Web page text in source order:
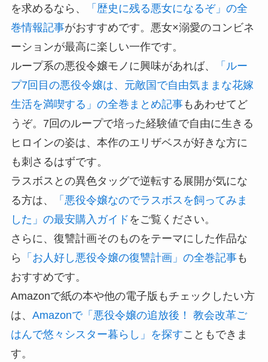
を求めるなら、
「歴史に残る悪女になるぞ」の全
巻情報記事がおすすめです。悪女×溺愛のコンビネ
ーションが最高に楽しい一作です。
ループ系の悪役令嬢モノに興味があれば、
「ルー
プ7回目の悪役令嬢は、元敵国で自由気ままな花嫁
生活を満喫する」の全巻まとめ記事もあわせてど
うぞ。7回のループで培った経験値で自由に生きる
ヒロインの姿は、本作のエリザベスが好きな方に
も刺さるはずです。
ラスボスとの異色タッグで逆転する展開が気にな
る方は、
「悪役令嬢なのでラスボスを飼ってみま
した」の最安購入ガイド をご覧ください。
さらに、復讐計画そのものをテーマにした作品な
ら
「お人好し悪役令嬢の復讐計画」の全巻記事も
おすすめです。
Amazonで紙の本や他の電子版もチェックしたい方
は、 Amazonで「悪役令嬢の追放後！ 教会改革ご
はんで悠々シスター暮らし」を探すこともできま
す。